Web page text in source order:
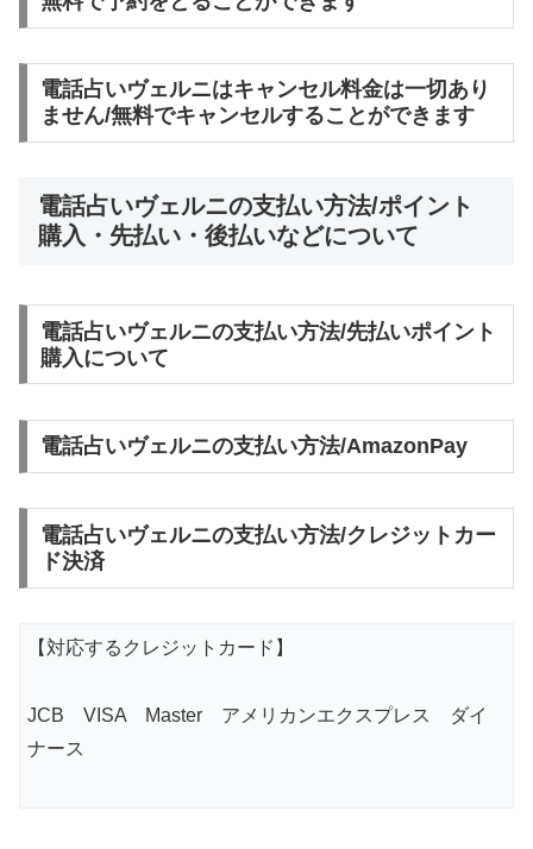
電話占いヴェルニはキャンセル料金は一切あり
ません/無料でキャンセルすることができます
電話占いヴェルニの支払い方法/ポイント
購入・先払い・後払いなどについて
電話占いヴェルニの支払い方法/先払いポイント
購入について
電話占いヴェルニの支払い方法/AmazonPay
電話占いヴェルニの支払い方法/クレジットカー
ド決済
【対応するクレジットカード】
JCB VISA Master アメリカンエクスプレス ダイ
ナース